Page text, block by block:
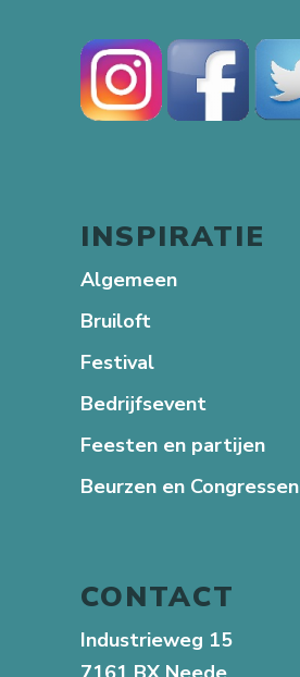
INSPIRATIE
Algemeen
Bruiloft
Festival
Bedrijfsevent
Feesten en partijen
Beurzen en Congressen
CONTACT
Industrieweg 15